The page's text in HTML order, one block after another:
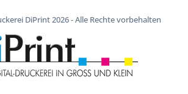
DiPrint 2026 - Alle Rechte vorbehalten